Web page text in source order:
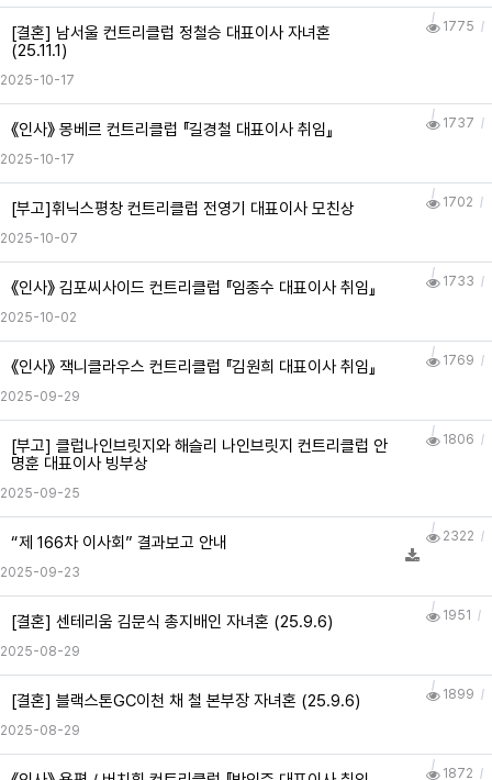
[결혼] 남서울 컨트리클럽 정철승 대표이사 자녀혼
(25.11.1)
2025-10-17
1775
《인사》 몽베르 컨트리클럽 『길경철 대표이사 취임』
2025-10-17
1737
[부고]휘닉스평창 컨트리클럽 전영기 대표이사 모친상
2025-10-07
1702
《인사》 김포씨사이드 컨트리클럽 『임종수 대표이사 취임』
2025-10-02
1733
《인사》 잭니클라우스 컨트리클럽 『김원희 대표이사 취임』
2025-09-29
1769
[부고] 클럽나인브릿지와 해슬리 나인브릿지 컨트리클럽 안
명훈 대표이사 빙부상
2025-09-25
1806
“제 166차 이사회” 결과보고 안내
2025-09-23
2322
[결혼] 센테리움 김문식 총지배인 자녀혼 (25.9.6)
2025-08-29
1951
[결혼] 블랙스톤GC이천 채 철 본부장 자녀혼 (25.9.6)
2025-08-29
1899
1872